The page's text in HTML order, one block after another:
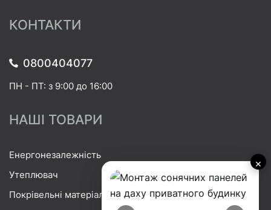
×
КОНТАКТИ
0800404077
ПН - ПТ: з 9:00 до 16:00
НАШІ ТОВАРИ
Енергонезалежність
Утеплювач
Покрівельні матеріали